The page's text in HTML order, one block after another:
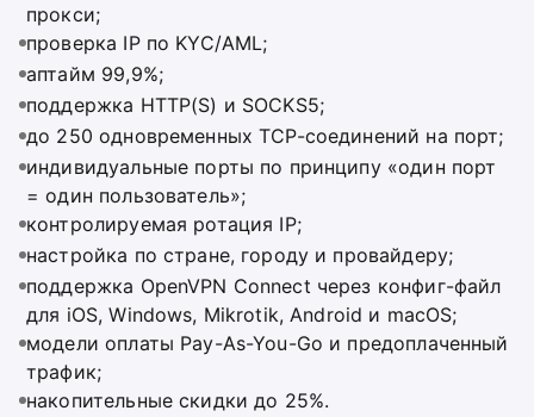
прокси;
проверка IP по KYC/AML;
аптайм 99,9%;
поддержка HTTP(S) и SOCKS5;
до 250 одновременных TCP-соединений на порт;
индивидуальные порты по принципу «один порт
= один пользователь»;
контролируемая ротация IP;
настройка по стране, городу и провайдеру;
поддержка OpenVPN Connect через конфиг-файл
для iOS, Windows, Mikrotik, Android и macOS;
модели оплаты Pay-As-You-Go и предоплаченный
трафик;
накопительные скидки до 25%.